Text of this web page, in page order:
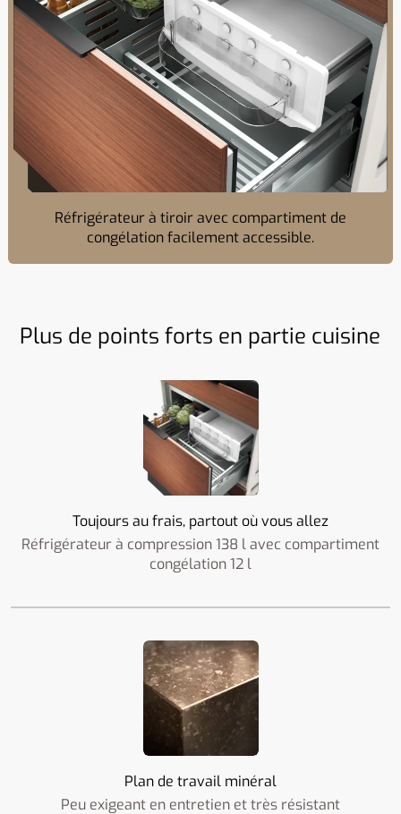
Réfrigérateur à tiroir avec compartiment de
congélation facilement accessible.
Plus de points forts en partie cuisine
Toujours au frais, partout où vous allez
Réfrigérateur à compression 138 l avec compartiment
congélation 12 l
Plan de travail minéral
Peu exigeant en entretien et très résistant